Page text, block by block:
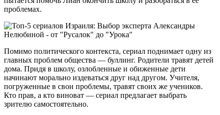
проблемах.
Помимо политического контекста, сериал поднимает одну из
главных проблем общества — буллинг. Родители травят детей
дома. Придя в школу, озлобленные и обиженные дети
начинают морально издеваться друг над другом. Учителя,
погруженные в свои проблемы, травят своих же учеников.
Кто прав, а кто виноват — сериал предлагает выбрать
зрителю самостоятельно.